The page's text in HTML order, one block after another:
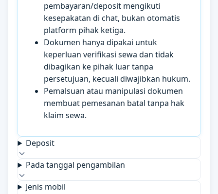
pembayaran/deposit mengikuti
kesepakatan di chat, bukan otomatis
platform pihak ketiga.
Dokumen hanya dipakai untuk
keperluan verifikasi sewa dan tidak
dibagikan ke pihak luar tanpa
persetujuan, kecuali diwajibkan hukum.
Pemalsuan atau manipulasi dokumen
membuat pemesanan batal tanpa hak
klaim sewa.
Deposit
Pada tanggal pengambilan
Jenis mobil